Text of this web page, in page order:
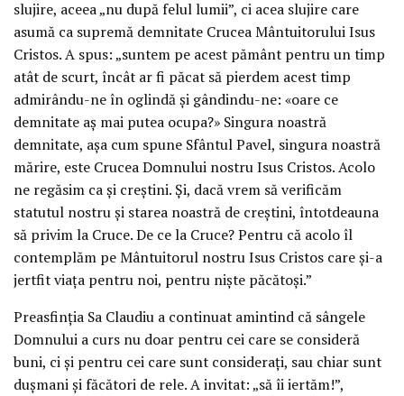
slujire, aceea „nu după felul lumii”, ci acea slujire care
asumă ca supremă demnitate Crucea Mântuitorului Isus
Cristos. A spus: „suntem pe acest pământ pentru un timp
atât de scurt, încât ar fi păcat să pierdem acest timp
admirându-ne în oglindă și gândindu-ne: «oare ce
demnitate aș mai putea ocupa?» Singura noastră
demnitate, așa cum spune Sfântul Pavel, singura noastră
mărire, este Crucea Domnului nostru Isus Cristos. Acolo
ne regăsim ca și creștini. Și, dacă vrem să verificăm
statutul nostru și starea noastră de creștini, întotdeauna
să privim la Cruce. De ce la Cruce? Pentru că acolo îl
contemplăm pe Mântuitorul nostru Isus Cristos care și-a
jertfit viața pentru noi, pentru niște păcătoși.”
Preasfinția Sa Claudiu a continuat amintind că sângele
Domnului a curs nu doar pentru cei care se consideră
buni, ci și pentru cei care sunt considerați, sau chiar sunt
dușmani și făcători de rele. A invitat: „să îi iertăm!”,